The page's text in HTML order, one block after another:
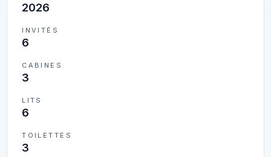
2026
INVITÉS
6
CABINES
3
LITS
6
TOILETTES
3